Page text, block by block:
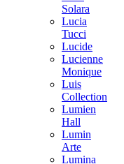
Solara
Lucia
Tucci
Lucide
Lucienne
Monique
Luis
Collection
Lumien
Hall
Lumin
Arte
Lumina